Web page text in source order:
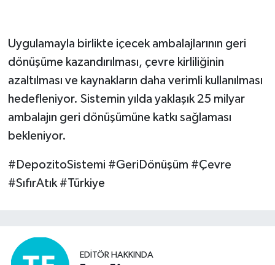
Uygulamayla birlikte içecek ambalajlarının geri
dönüşüme kazandırılması, çevre kirliliğinin
azaltılması ve kaynakların daha verimli kullanılması
hedefleniyor. Sistemin yılda yaklaşık 25 milyar
ambalajın geri dönüşümüne katkı sağlaması
bekleniyor.
#DepozitoSistemi #GeriDönüşüm #Çevre
#SıfırAtık #Türkiye
EDITÖR HAKKINDA